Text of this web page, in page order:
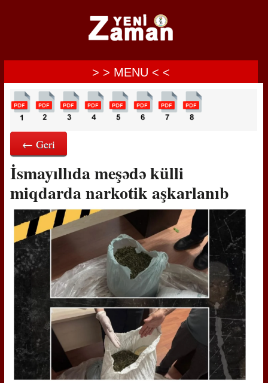
> > MENU < <
← Geri
İsmayıllıda meşədə külli
miqdarda narkotik aşkarlanıb